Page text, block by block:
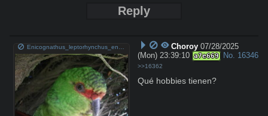
Reply
Choroy 07/28/2025
(Mon) 23:39:10 a7e669 No. 16346
>>16362
Qué hobbies tienen?